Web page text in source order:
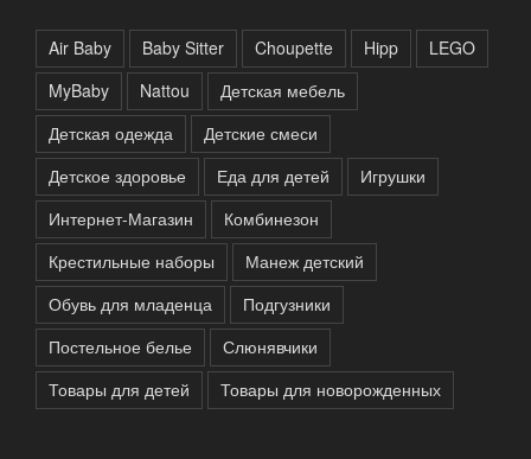
Air Baby Baby Sitter Choupette Hipp
LEGO
MyBaby
Nattou
Детская мебель
Детская одежда
Детские смеси
Детское здоровье
Еда для детей
Игрушки
Интернет-Магазин
Комбинезон
Крестильные наборы
Манеж детский
Обувь для младенца
Подгузники
Постельное белье
Слюнявчики
Товары для детей
Товары для новорожденных